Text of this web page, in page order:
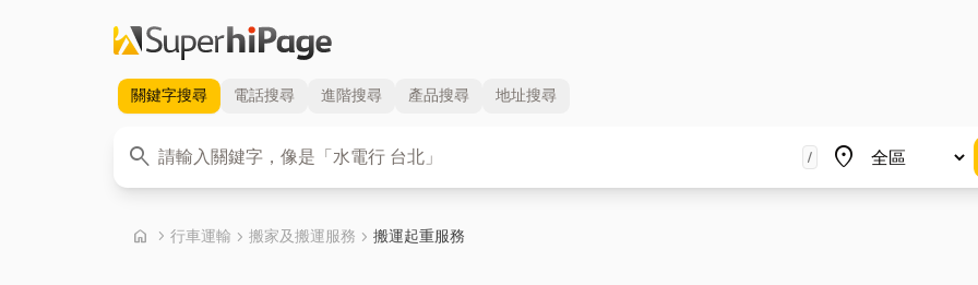
關鍵字搜尋 電話搜尋 進階搜尋 產品搜尋 地址搜尋
search
關鍵字 / place
地區
home chevron_right 首頁
行車運輸 chevron_right 搬家及搬運服務 chevron_right 搬運起重服務